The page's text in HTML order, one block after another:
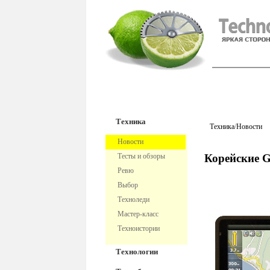
Техника
Новости
Тесты и обзоры
Ревю
Выбор
Техноледи
Мастер-класс
Техноистории
Технологии
Техника/Новости
Корейские